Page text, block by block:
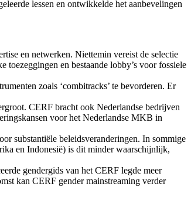
lessen en ontwikkelde het aanbevelingen
en netwerken. Niettemin vereist de selectie
toezeggingen en bestaande lobby’s voor fossiele
zoals ‘combitracks’ te bevorderen. Er
CERF bracht ook Nederlandse bedrijven
voor het Nederlandse MKB in
substantiële beleidsveranderingen. In sommige
en Indonesië) is dit minder waarschijnlijk,
gendergids van het CERF legde meer
kan CERF gender mainstreaming verder